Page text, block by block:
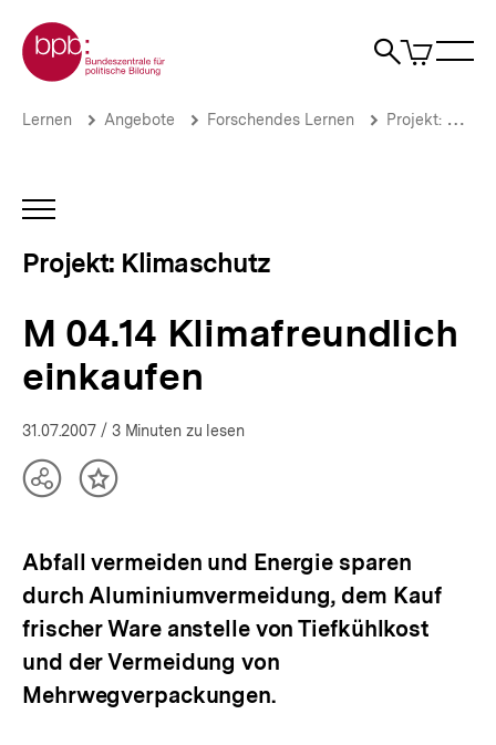
zum
Seiteninhalt
springen
Zur Startseite der bpb
Suche
Artikel
im
Umweltbewusstsein
Klimaschutz
Brotkrümelnavigation
Pfadnavigation
Lernen Angebote Forschendes Lernen Projekt: Klimaschutz
INHALTSNAVIGATION
Projekt: Klimaschutz
M 04.14 Klimafreundlich
einkaufen
31.07.2007 / 3 Minuten zu lesen
TeilenInhalt
Abfall vermeiden und Energie sparen
durch Aluminiumvermeidung, dem Kauf
frischer Ware anstelle von Tiefkühlkost
und der Vermeidung von
Mehrwegverpackungen.